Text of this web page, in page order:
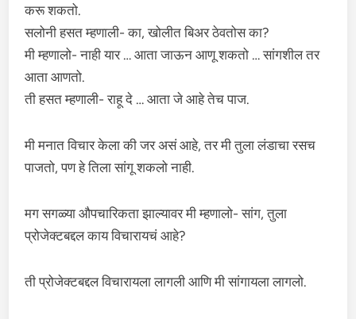
करू शकतो.
सलोनी हसत म्हणाली- का, खोलीत बिअर ठेवतोस का?
मी म्हणालो- नाही यार … आता जाऊन आणू शकतो … सांगशील तर
आता आणतो.
ती हसत म्हणाली- राहू दे … आता जे आहे तेच पाज.
मी मनात विचार केला की जर असं आहे, तर मी तुला लंडाचा रसच
पाजतो, पण हे तिला सांगू शकलो नाही.
मग सगळ्या औपचारिकता झाल्यावर मी म्हणालो- सांग, तुला
प्रोजेक्टबद्दल काय विचारायचं आहे?
ती प्रोजेक्टबद्दल विचारायला लागली आणि मी सांगायला लागलो.